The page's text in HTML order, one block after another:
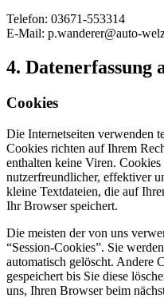
Telefon: 03671-553314
E-Mail: p.wanderer@auto-
4. Datenerfassung
Cookies
Die Internetseiten verwenden
Cookies richten auf Ihrem
enthalten keine Viren.
nutzerfreundlicher, effektiver
kleine Textdateien, die auf
Ihr Browser speichert.
Die meisten der von uns
“Session-Cookies”. Sie
automatisch gelöscht. Andere
gespeichert bis Sie diese
uns, Ihren Browser beim